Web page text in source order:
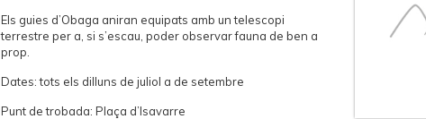
Els guies d’Obaga aniran equipats amb un telescopi
terrestre per a, si s’escau, poder observar fauna de ben a
prop.
Dates: tots els dilluns de juliol a de setembre
Punt de trobada: Plaça d’Isavarre